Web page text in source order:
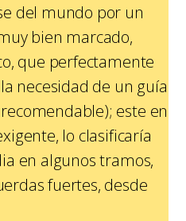
del mundo por un
bien marcado,
que perfectamente
necesidad de un guía
este en
lo clasificaría
en algunos tramos,
fuertes, desde